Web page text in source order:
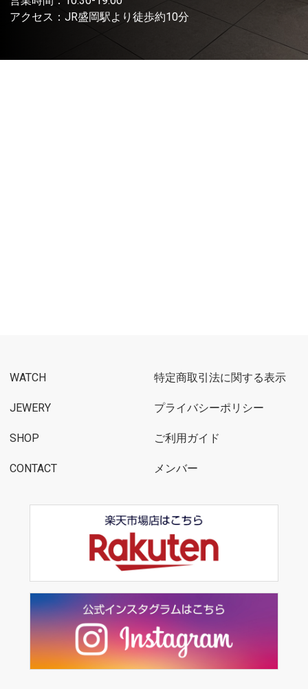
アクセス：JR盛岡駅より徒歩約10分
WATCH
JEWERY
SHOP
CONTACT
特定商取引法に関する表示
プライバシーポリシー
ご利用ガイド
メンバー